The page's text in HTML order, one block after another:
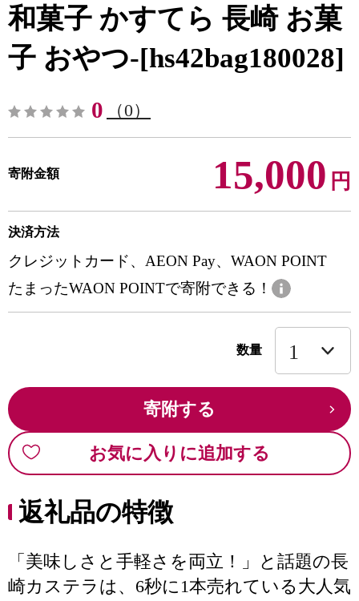
和菓子 かすてら 長崎 お菓
子 おやつ-[hs42bag180028]
0 （0）
寄附金額 15,000 円
決済方法
クレジットカード、AEON Pay、WAON POINT
たまったWAON POINTで寄附できる！
数量
寄附する
お気に入りに追加する
返礼品の特徴
「美味しさと手軽さを両立！」と話題の長
崎カステラは、6秒に1本売れている大人気